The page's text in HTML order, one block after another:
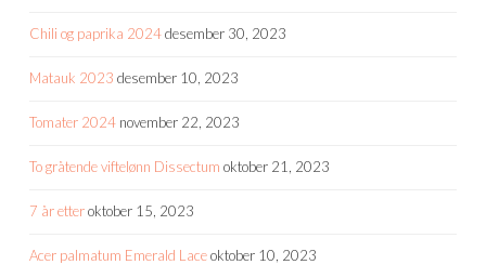
Chili og paprika 2024desember 30, 2023
Matauk 2023 desember 10, 2023
Tomater 2024 november 22, 2023
To gråtende viftelønn Dissectum oktober 21, 2023
7 år etteroktober 15, 2023
Acer palmatum Emerald Laceoktober 10, 2023